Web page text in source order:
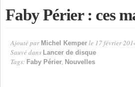
Faby Périer : ces
Ajouté par Michel Kemper le 17 février
Sauvé dans Lancer de disque
Tags: Faby Périer, Nouvelles